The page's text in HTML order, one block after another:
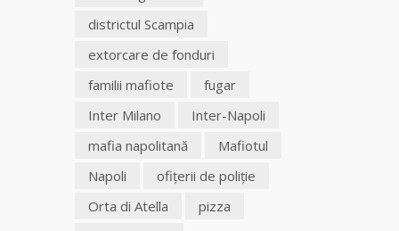
districtul Scampia
extorcare de fonduri
familii mafiote
fugar
Inter Milano
Inter-Napoli
mafia napolitană
Mafiotul
Napoli
ofițerii de poliție
Orta di Atella
pizza